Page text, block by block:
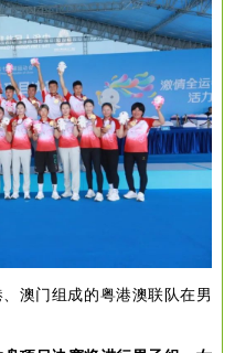
澳门组成的粤港澳联队在男